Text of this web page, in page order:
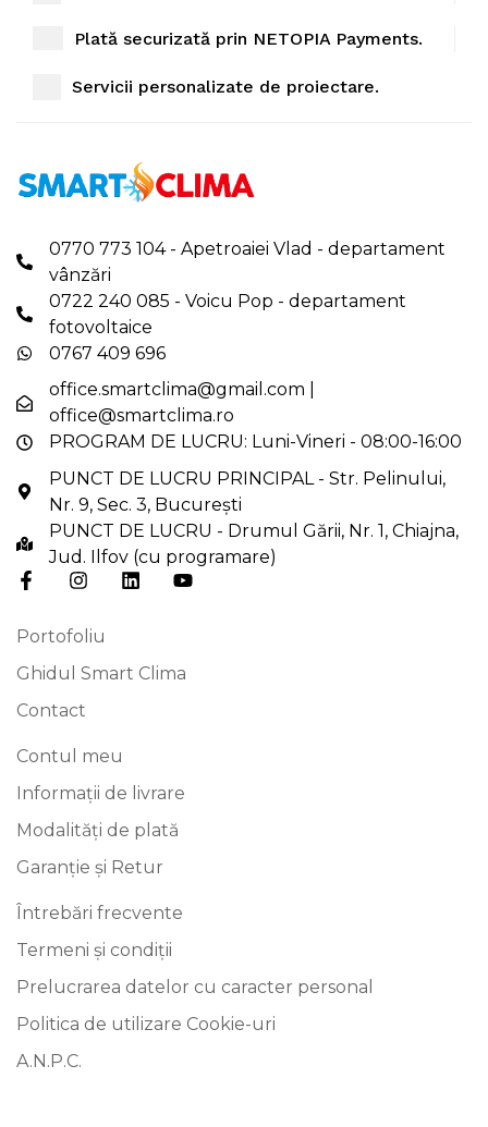
Plată securizată prin NETOPIA Payments.
Servicii personalizate de proiectare.
0770 773 104 - Apetroaiei Vlad - departament
vânzări
0722 240 085 - Voicu Pop - departament
fotovoltaice
0767 409 696
office.smartclima@gmail.com
office@smartclima.ro
PROGRAM DE LUCRU: Luni-Vineri - 08:00-16:00
PUNCT DE LUCRU PRINCIPAL - Str. Pelinului,
Nr. 9, Sec. 3, București
PUNCT DE LUCRU - Drumul Gării, Nr. 1, Chiajna,
Jud. Ilfov (cu programare)
Portofoliu
Ghidul Smart Clima
Contact
Contul meu
Informații de livrare
Modalități de plată
Garanție și Retur
Întrebări frecvente
Termeni și condiții
Prelucrarea datelor cu caracter personal
Politica de utilizare Cookie-uri
A.N.P.C.